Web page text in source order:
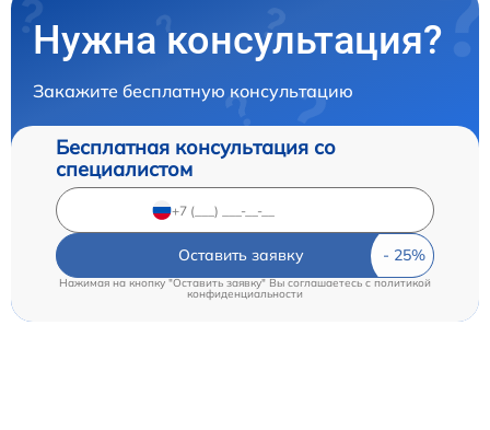
Нужна консультация?
Закажите бесплатную консультацию
Бесплатная консультация со
специалистом
Оставить заявку
Нажимая на кнопку "Оставить заявку" Вы соглашаетесь c политикой
конфиденциальности